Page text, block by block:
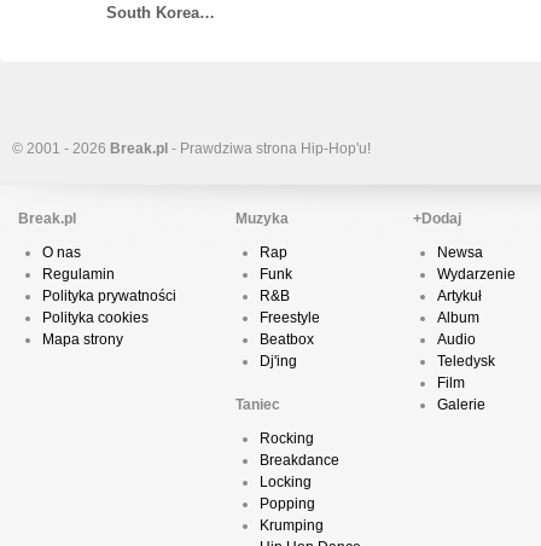
South Korea…
© 2001 - 2026 Break.pl - Prawdziwa strona Hip-Hop'u!
Break.pl
O nas
Regulamin
Polityka prywatności
Polityka cookies
Mapa strony
Muzyka
Rap
Funk
R&B
Freestyle
Beatbox
Dj'ing
Taniec
Rocking
Breakdance
Locking
Popping
Krumping
+Dodaj
Newsa
Wydarzenie
Artykuł
Album
Audio
Teledysk
Film
Galerie